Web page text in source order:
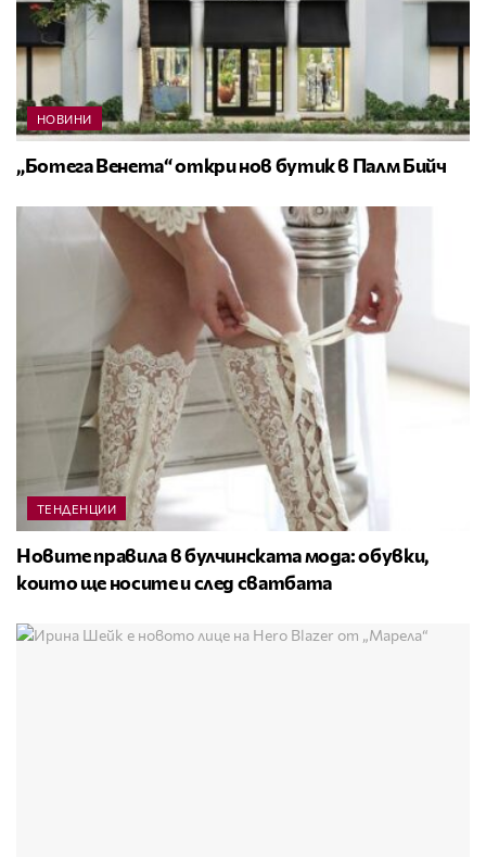
НОВИНИ
„Ботега Венета“ откри нов бутик в Палм Бийч
ТЕНДЕНЦИИ
Новите правила в булчинската мода: обувки,
които ще носите и след сватбата